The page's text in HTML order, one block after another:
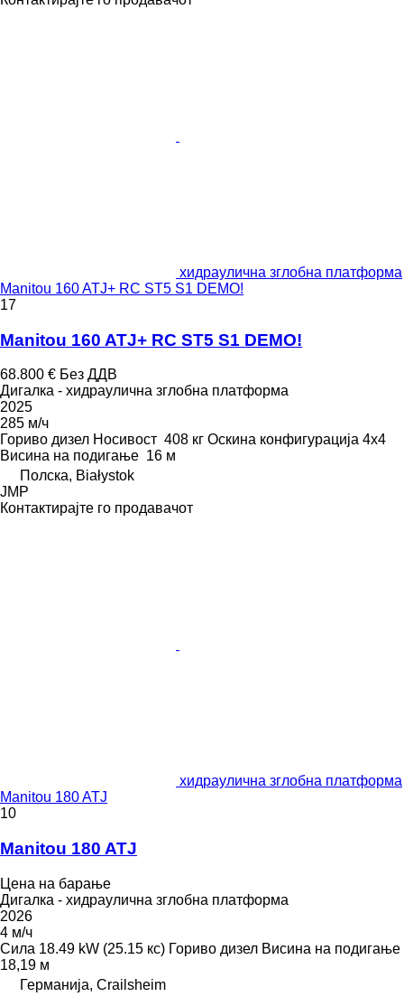
хидраулична зглобна платформа
Manitou 160 ATJ+ RC ST5 S1 DEMO!
17
Manitou 160 ATJ+ RC ST5 S1 DEMO!
68.800 € Без ДДВ
Дигалка - хидраулична зглобна платформа
2025
285 м/ч
Гориво дизел Носивост 408 кг Оскина конфигурација 4x4
Висина на подигање 16 м
Полска, Białystok
JMP
Контактирајте го продавачот
хидраулична зглобна платформа
Manitou 180 ATJ
10
Manitou 180 ATJ
Цена на барање
Дигалка - хидраулична зглобна платформа
2026
4 м/ч
Сила 18.49 kW (25.15 кс) Гориво дизел Висина на подигање
18,19 м
Германија, Crailsheim